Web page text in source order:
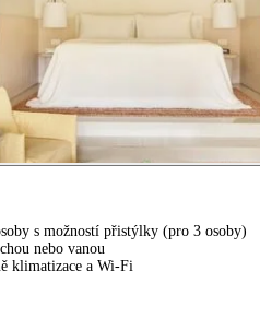
s možností přistýlky (pro 3 osoby)
nebo vanou
klimatizace a Wi-Fi